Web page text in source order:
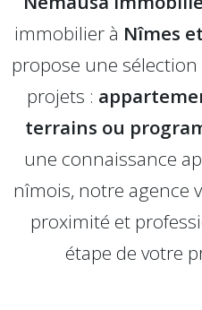
immobilier à Nîmes
propose une
projets :
terrains ou
une connaissance
nîmois, notre agence
proximité et
étape de votre